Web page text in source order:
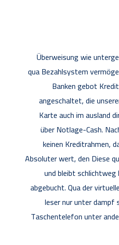
Überweisung wie
qua Bezahlsystem
Banken gebot
angeschaltet, die
Karte auch im ausland
über Notlage-Cash.
keinen Kreditrahmen,
Absoluter wert, den Diese
und bleibt
abgebucht. Qua der
leser nur unter
Taschentelefon unter